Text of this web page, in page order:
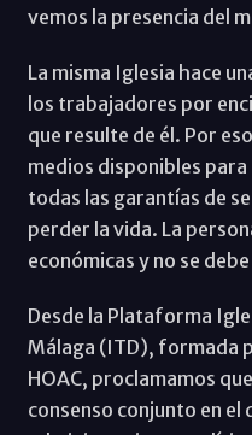
vemos la presencia del
La misma Iglesia hace
los trabajadores por
que resulte de él. Por
medios disponibles para
todas las garantías de
perder la vida. La
económicas y no se
Desde la Plataforma
Málaga (ITD), formada
HOAC, proclamamos
consenso conjunto en